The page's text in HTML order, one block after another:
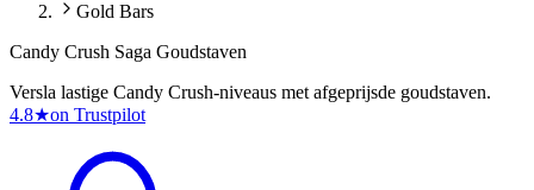
Gold Bars
Candy Crush Saga Goudstaven
Versla lastige Candy Crush-niveaus met afgeprijsde goudstaven.
4.8★on Trustpilot